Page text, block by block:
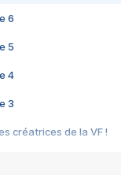
6
5
4
3
créatrices de la VF !